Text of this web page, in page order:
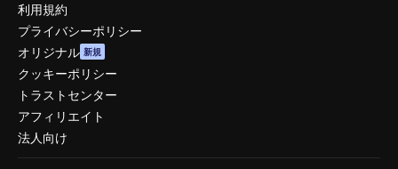
利用規約
プライバシーポリシー
オリジナル 新規
クッキーポリシー
トラストセンター
アフィリエイト
法人向け